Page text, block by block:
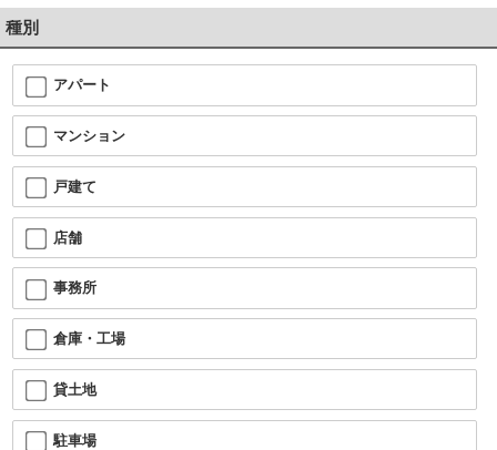
種別
アパート
マンション
戸建て
店舗
事務所
倉庫・工場
貸土地
駐車場